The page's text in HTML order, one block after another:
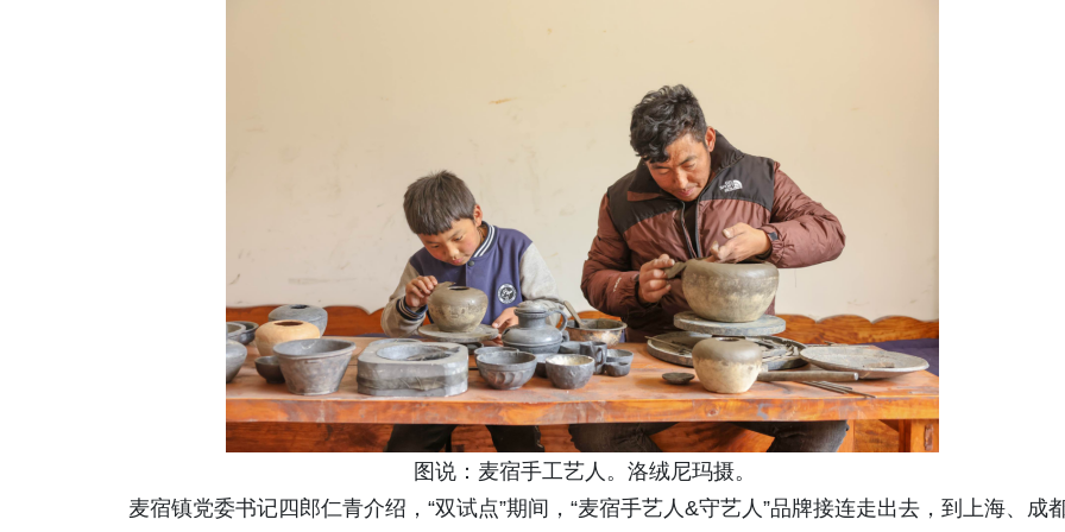
图说：麦宿手工艺人。洛绒尼玛摄。
麦宿镇党委书记四郎仁青介绍，“双试点”期间，“麦宿手艺人&守艺人”品牌接连走出去，到上海、成